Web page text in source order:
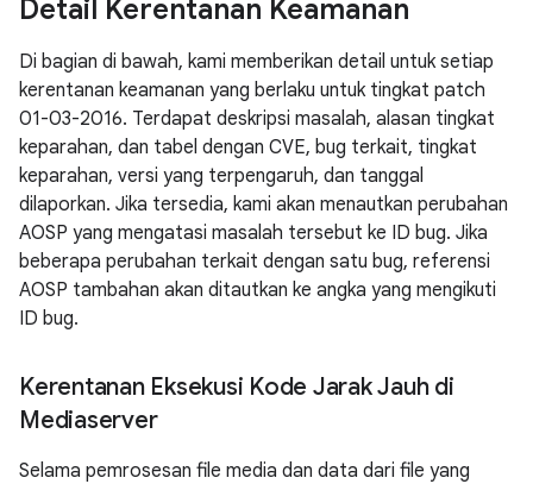
Detail Kerentanan Keamanan
Di bagian di bawah, kami memberikan detail untuk setiap
kerentanan keamanan yang berlaku untuk tingkat patch
01-03-2016. Terdapat deskripsi masalah, alasan tingkat
keparahan, dan tabel dengan CVE, bug terkait, tingkat
keparahan, versi yang terpengaruh, dan tanggal
dilaporkan. Jika tersedia, kami akan menautkan perubahan
AOSP yang mengatasi masalah tersebut ke ID bug. Jika
beberapa perubahan terkait dengan satu bug, referensi
AOSP tambahan akan ditautkan ke angka yang mengikuti
ID bug.
Kerentanan Eksekusi Kode Jarak Jauh di
Mediaserver
Selama pemrosesan file media dan data dari file yang